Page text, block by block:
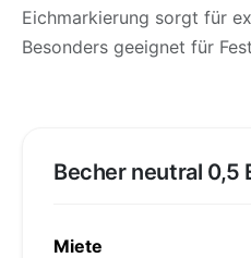
Eichmarkierung sorgt für
Besonders geeignet für
Becher neutral 0,5
Miete